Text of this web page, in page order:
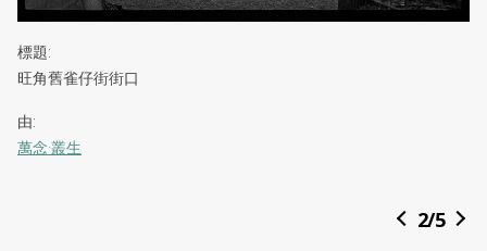
標題:
旺角舊雀仔街街口
由:
萬念·叢生
2/5